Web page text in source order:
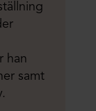
han
samt